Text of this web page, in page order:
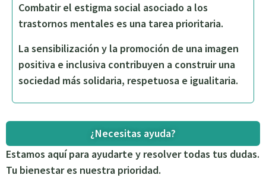
Combatir el estigma social asociado a los
trastornos mentales es una tarea prioritaria.
La sensibilización y la promoción de una imagen
positiva e inclusiva contribuyen a construir una
sociedad más solidaria, respetuosa e igualitaria.
¿Necesitas ayuda?
Estamos aquí para ayudarte y resolver todas tus dudas.
Tu bienestar es nuestra prioridad.